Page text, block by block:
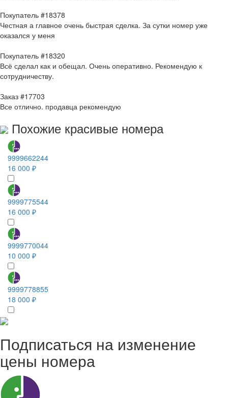
Покупатель #18378
Честная а главное очень быстрая сделка. За сутки номер уже
оказался у меня
Покупатель #18320
Всё сделал как и обещал. Очень оперативно. Рекомендую к
сотрудничеству.
Заказ #17703
Все отлично. продавца рекомендую
Похожие красивые номера
9999662244
16 000 ₽
9999775544
16 000 ₽
9999770044
10 000 ₽
9999778855
18 000 ₽
Подписаться на изменение
цены номера